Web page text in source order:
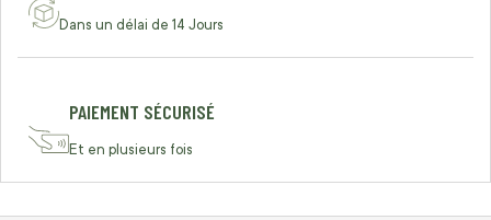
Dans un délai de 14 Jours
PAIEMENT SÉCURISÉ
Et en plusieurs fois